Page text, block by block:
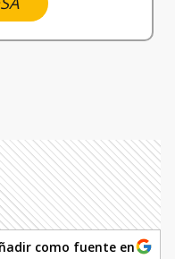
como fuente en